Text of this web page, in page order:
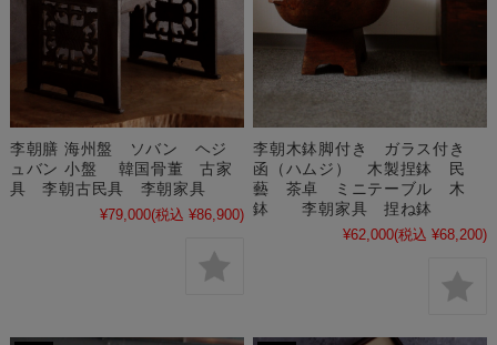
李朝膳 海州盤 ソバン ヘジ
ュバン 小盤 韓国骨董 古家
具 李朝古民具 李朝家具
¥79,000(税込 ¥86,900)
李朝木鉢脚付き ガラス付き
函（ハムジ） 木製捏鉢 民
藝 茶卓 ミニテーブル 木
鉢 李朝家具 捏ね鉢
¥62,000(税込 ¥68,200)